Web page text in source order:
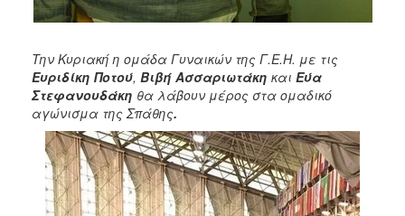
Την Κυριακή η ομάδα Γυναικών της Γ.Ε.Η. με τις
Ευριδίκη Ποτού, Βιβή Ασσαριωτάκη και Εύα
Στεφανουδάκη θα λάβουν μέρος στα ομαδικό
αγώνισμα της Σπάθης.